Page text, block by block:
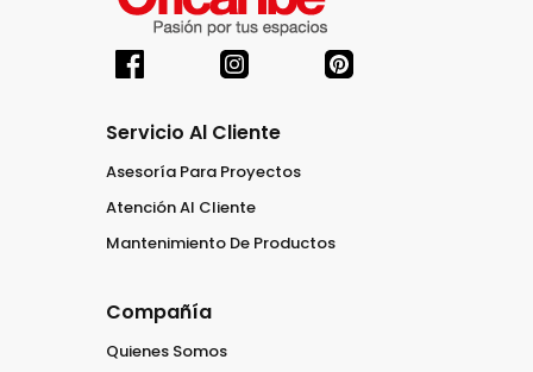
Servicio Al Cliente
Asesoría Para Proyectos
Atención Al Cliente
Mantenimiento De Productos
Compañía
Quienes Somos